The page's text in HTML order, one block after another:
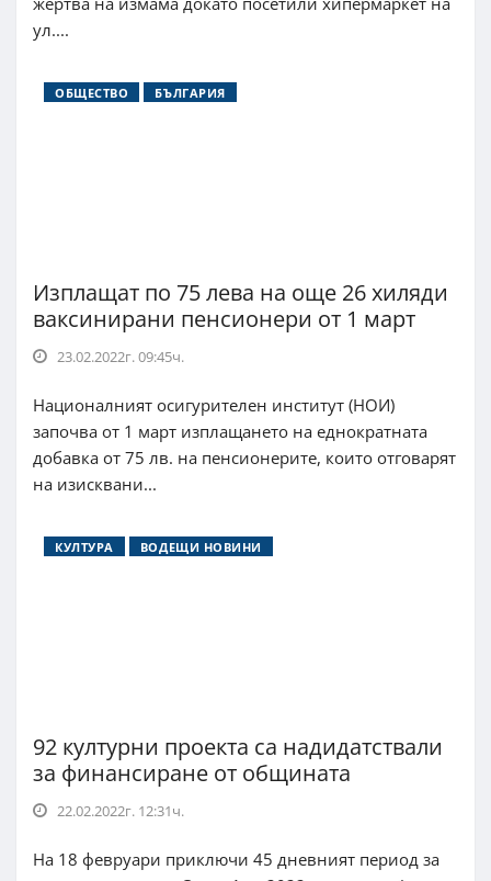
ул....
ОБЩЕСТВО БЪЛГАРИЯ
Изплащат по 75 лева на още 26 хиляди
ваксинирани пенсионери от 1 март
23.02.2022г. 09:45ч.
Националният осигурителен институт (НОИ)
започва от 1 март изплащането на еднократната
добавка от 75 лв. на пенсионерите, които отговарят
на изисквани...
КУЛТУРА ВОДЕЩИ НОВИНИ
92 културни проекта са надидатствали
за финансиране от общината
22.02.2022г. 12:31ч.
На 18 февруари приключи 45 дневният период за